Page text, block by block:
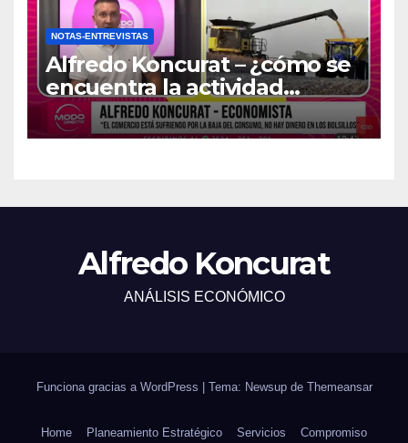
NOTAS-ENTREVISTAS
Alfredo Koncurat – ¿cómo se
encuentra la actividad
económica del país?
Alfredo Koncurat
ANÁLISIS ECONÓMICO
Funciona gracias a WordPress Tema: Newsup de Themeansar
Home Planeamiento Estratégico Servicios Compromiso